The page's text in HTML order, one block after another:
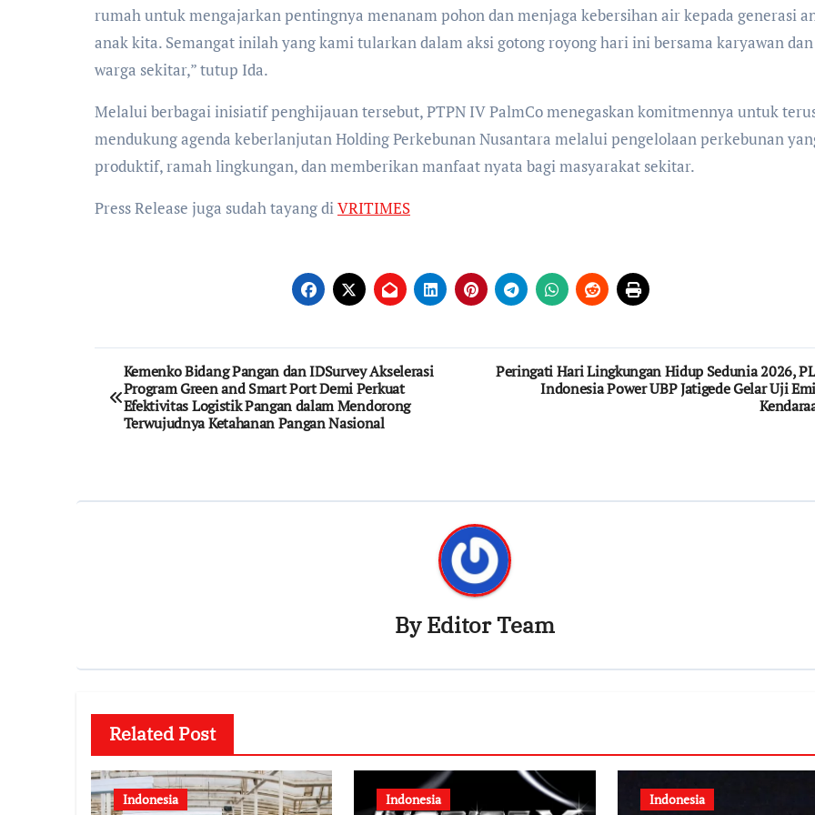
rumah untuk mengajarkan pentingnya menanam pohon dan menjaga kebersihan air kepada generasi
anak kita. Semangat inilah yang kami tularkan dalam aksi gotong royong hari ini bersama karyawan dan
warga sekitar,” tutup Ida.
Melalui berbagai inisiatif penghijauan tersebut, PTPN IV PalmCo menegaskan komitmennya untuk
mendukung agenda keberlanjutan Holding Perkebunan Nusantara melalui pengelolaan perkebunan
produktif, ramah lingkungan, dan memberikan manfaat nyata bagi masyarakat sekitar.
Press Release juga sudah tayang diVRITIMES
Post
navigation
Kemenko Bidang Pangan dan IDSurvey Akselerasi
Program Green and Smart Port Demi Perkuat
Efektivitas Logistik Pangan dalam Mendorong
Terwujudnya Ketahanan Pangan Nasional
Peringati Hari Lingkungan Hidup Sedunia 2026,
Indonesia Power UBP Jatigede Gelar Uji
ByEditor Team
Related Post
Indonesia Indonesia Indonesia